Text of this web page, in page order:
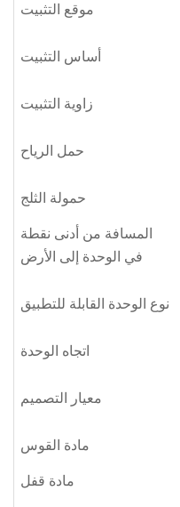
موقع التثبيت
أساس التثبيت
زاوية التثبيت
حمل الرياح
حمولة الثلج
المسافة من أدنى نقطة
في الوحدة إلى الأرض
نوع الوحدة القابلة للتطبيق
اتجاه الوحدة
معيار التصميم
مادة القوس
مادة قفل